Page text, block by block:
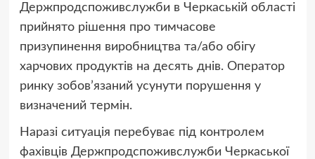
Держпродспоживслужби в Черкаській області
прийнято рішення про тимчасове
призупинення виробництва та/або обігу
харчових продуктів на десять днів. Оператор
ринку зобов’язаний усунути порушення у
визначений термін.
Наразі ситуація перебуває під контролем
фахівців Держпродспоживслужби Черкаської